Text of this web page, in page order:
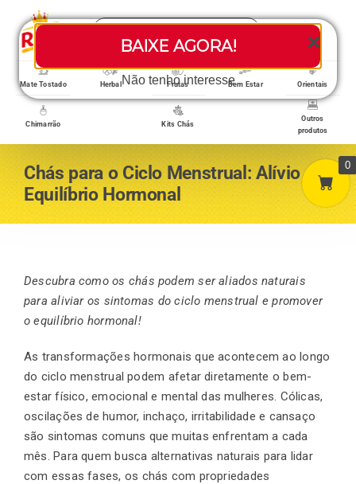
BAIXE AGORA!
Não tenho interesse
content
Search
Toggle
Loja/Produtos
Home
A empresa
Minha conta
Finalização de compra
Exportação
Mate Tostado Herbal Frutas Bem Estar Orientais
Chimarrão Kits Chás
Outros
produtos
Chás para o Ciclo Menstrual: Alívio e
Equilíbrio Hormonal
Descubra como os chás podem ser aliados naturais
para aliviar os sintomas do ciclo menstrual e promover
o equilíbrio hormonal!
As transformações hormonais que acontecem ao longo
do ciclo menstrual podem afetar diretamente o bem-
estar físico, emocional e mental das mulheres. Cólicas,
oscilações de humor, inchaço, irritabilidade e cansaço
são sintomas comuns que muitas enfrentam a cada
mês. Para quem busca alternativas naturais para lidar
com essas fases, os chás com propriedades
0